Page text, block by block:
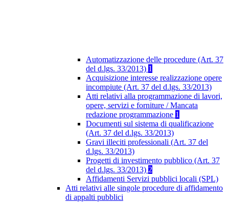
Automatizzazione delle procedure (Art. 37
del d.lgs. 33/2013) 1
Acquisizione interesse realizzazione opere
incompiute (Art. 37 del d.lgs. 33/2013)
Atti relativi alla programmazione di lavori,
opere, servizi e forniture / Mancata
redazione programmazione 1
Documenti sul sistema di qualificazione
(Art. 37 del d.lgs. 33/2013)
Gravi illeciti professionali (Art. 37 del
d.lgs. 33/2013)
Progetti di investimento pubblico (Art. 37
del d.lgs. 33/2013) 2
Affidamenti Servizi pubblici locali (SPL)
Atti relativi alle singole procedure di affidamento
di appalti pubblici